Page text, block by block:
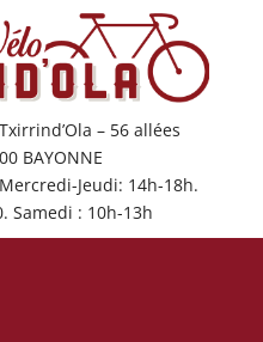
– 56 allées
BAYONNE
Jeudi: 14h-18h.
Samedi : 10h-13h